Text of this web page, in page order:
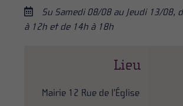
Su Samedi 08/08 au Jeudi 13/08,
à 12h et de 14h à 18h
Lieu
Mairie 12 Rue de l’Église